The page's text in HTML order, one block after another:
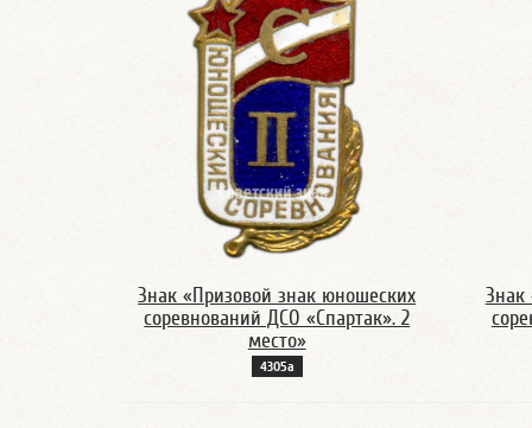
Знак «Призовой знак юношеских
соревнований ДСО «Спартак». 2
место»
4305а
Знак